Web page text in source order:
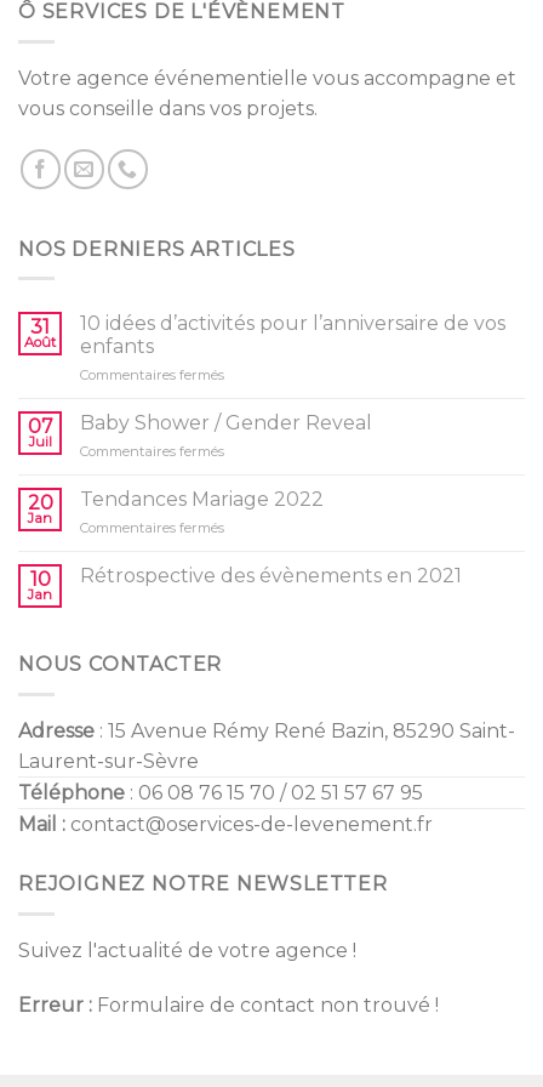
Ô SERVICES DE L'ÉVÈNEMENT
Votre agence événementielle vous accompagne et
vous conseille dans vos projets.
NOS DERNIERS ARTICLES
31
Août
10 idées d’activités pour l’anniversaire de vos
enfants
Commentaires ferméssur
idées
pour
de
07
Juil
Baby Shower / Gender Reveal
Commentaires ferméssur
Shower
Gender
20
Jan
Tendances Mariage 2022
Commentaires ferméssur
Mariage
10
Jan
Rétrospective des évènements en 2021
NOUS CONTACTER
Adresse : 15 Avenue Rémy René Bazin, 85290 Saint-
Laurent-sur-Sèvre
Téléphone : 06 08 76 15 70 / 02 51 57 67 95
Mail : contact@oservices-de-levenement.fr
REJOIGNEZ NOTRE NEWSLETTER
Suivez l'actualité de votre agence !
Erreur : Formulaire de contact non trouvé !